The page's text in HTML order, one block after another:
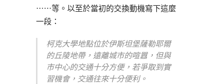
⋯⋯等。以至於當初的交換動機寫下這麼
一段：
柯克大學地點位於伊斯坦堡薩勒耶爾
的丘陵地帶，遠離城市的喧囂，但與
市中心的交通十分方便，若爭取到實
習機會，交通往來十分便利。